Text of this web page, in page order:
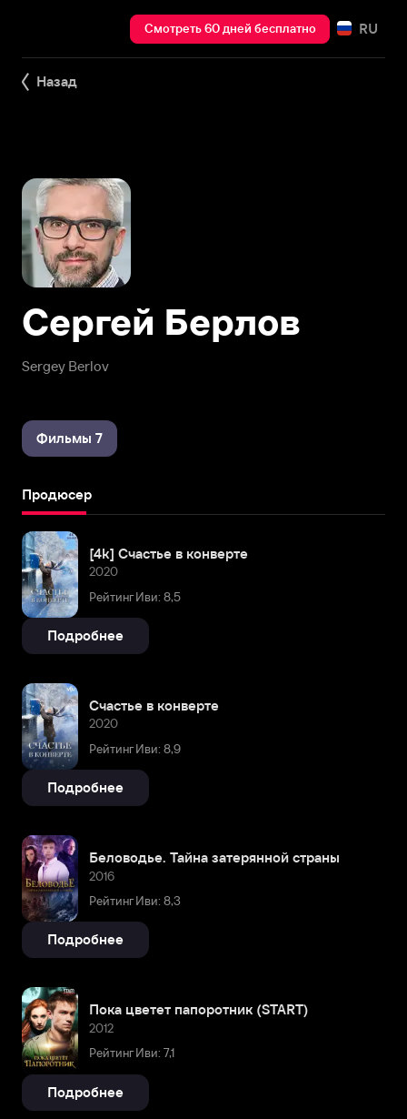
Смотреть 60 дней бесплатно RU
Назад
Sergey Berlov
Сергей Берлов
Фильмы 7
Продюсер
[4k] Счастье в конверте
2020
Рейтинг Иви: 8,5
Подробнее
Счастье в конверте
2020
Рейтинг Иви: 8,9
Подробнее
Беловодье. Тайна затерянной страны
2016
Рейтинг Иви: 8,3
Подробнее
Пока цветет папоротник (START)
2012
Рейтинг Иви: 7,1
Подробнее